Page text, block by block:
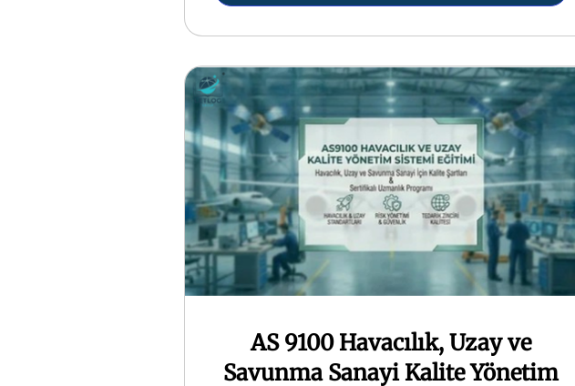
AS 9100 Havacılık, Uzay ve
Savunma Sanayi Kalite Yönetim